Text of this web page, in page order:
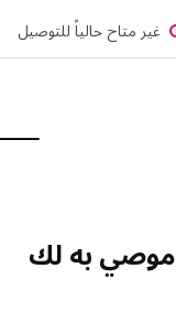
متاح حالياً للتوصيل
به لك